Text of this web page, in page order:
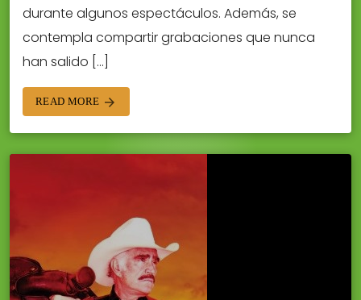
durante algunos espectáculos. Además, se
contempla compartir grabaciones que nunca
han salido […]
READ MORE arrow_forward